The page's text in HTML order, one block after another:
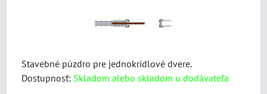
Stavebné púzdro pre jednokrídlové dvere.
Dostupnosť: Skladom alebo skladom u dodávateľa